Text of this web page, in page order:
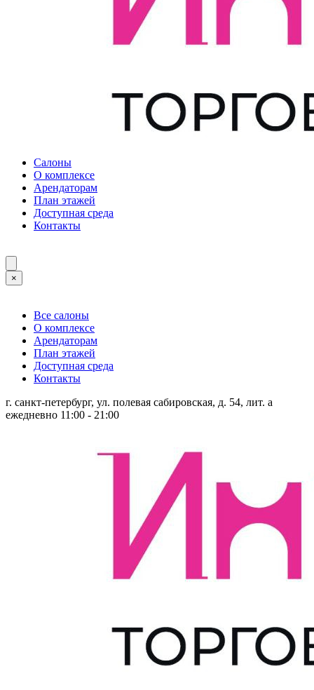
Салоны
О комплексе
Арендаторам
План этажей
Доступная среда
Контакты
×
Все салоны
О комплексе
Арендаторам
План этажей
Доступная среда
Контакты
г. санкт-петербург, ул. полевая сабировская, д. 54, лит. а
ежедневно 11:00 - 21:00